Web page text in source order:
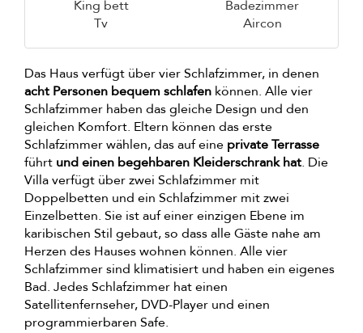
King bett
Badezimmer
Tv
Aircon
Das Haus verfügt über vier Schlafzimmer, in denen
acht Personen bequem schlafen können. Alle vier
Schlafzimmer haben das gleiche Design und den
gleichen Komfort. Eltern können das erste
Schlafzimmer wählen, das auf eine private Terrasse
führt und einen begehbaren Kleiderschrank hat. Die
Villa verfügt über zwei Schlafzimmer mit
Doppelbetten und ein Schlafzimmer mit zwei
Einzelbetten. Sie ist auf einer einzigen Ebene im
karibischen Stil gebaut, so dass alle Gäste nahe am
Herzen des Hauses wohnen können. Alle vier
Schlafzimmer sind klimatisiert und haben ein eigenes
Bad. Jedes Schlafzimmer hat einen
Satellitenfernseher, DVD-Player und einen
programmierbaren Safe.